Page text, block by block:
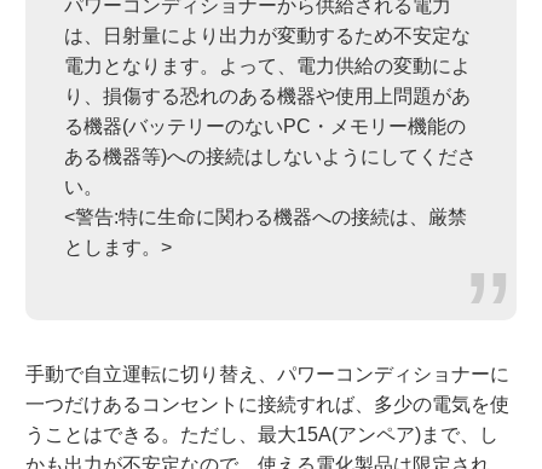
パワーコンディショナーから供給される電力
は、日射量により出力が変動するため不安定な
電力となります。よって、電力供給の変動によ
り、損傷する恐れのある機器や使用上問題があ
る機器(バッテリーのないPC・メモリー機能の
ある機器等)への接続はしないようにしてくださ
い。
<警告:特に生命に関わる機器への接続は、厳禁
とします。>
手動で自立運転に切り替え、パワーコンディショナーに
一つだけあるコンセントに接続すれば、多少の電気を使
うことはできる。ただし、最大15A(アンペア)まで、し
かも出力が不安定なので、使える電化製品は限定され